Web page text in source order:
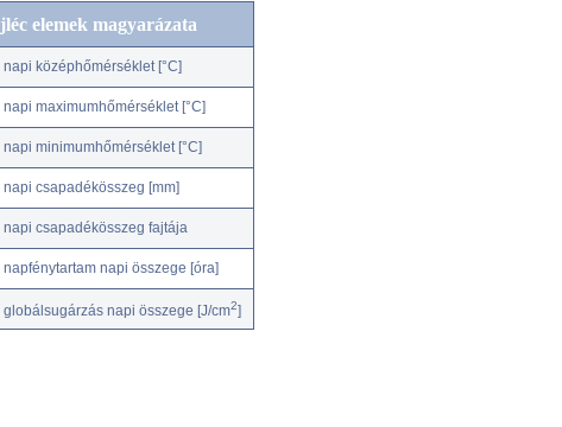
elemek magyarázata
napi középhőmérséklet [°C]
napi maximumhőmérséklet [°C]
napi minimumhőmérséklet [°C]
napi csapadékösszeg [mm]
napi csapadékösszeg fajtája
napfénytartam napi összege [óra]
globálsugárzás napi összege [J/cm2]